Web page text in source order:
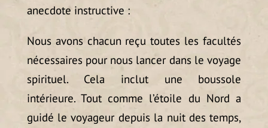
anecdote instructive :
Nous avons chacun reçu toutes les facultés
nécessaires pour nous lancer dans le voyage
spirituel. Cela inclut une boussole
intérieure. Tout comme l’étoile du Nord a
guidé le voyageur depuis la nuit des temps,